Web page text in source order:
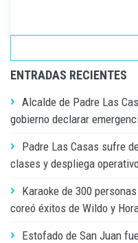
ENTRADAS RECIENTES
Alcalde de Padre Las
gobierno declarar
Padre Las Casas sufre
clases y despliega
Karaoke de 300
coreó éxitos de Wildo y
Estofado de San Juan